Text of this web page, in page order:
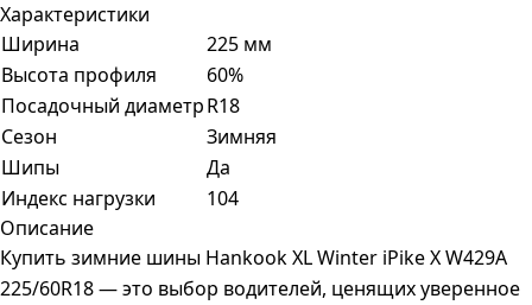
Характеристики
Ширина
225 мм
Высота профиля
60%
Посадочный диаметрR18
Сезон
Зимняя
Шипы
Да
Индекс нагрузки
104
Описание
Купить зимние шины Hankook XL Winter iPike X W429A
225/60R18 — это выбор водителей, ценящих уверенное